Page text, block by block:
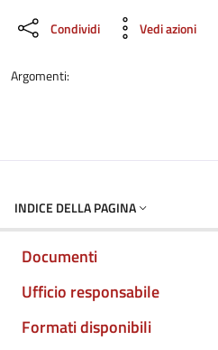
Condividi Vedi azioni
Argomenti:
INDICE DELLA PAGINA
Documenti
Ufficio responsabile
Formati disponibili